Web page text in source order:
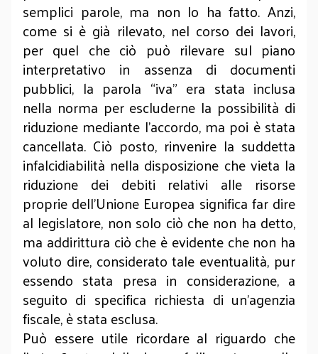
semplici parole, ma non lo ha fatto. Anzi,
come si è già rilevato, nel corso dei lavori,
per quel che ciò può rilevare sul piano
interpretativo in assenza di documenti
pubblici, la parola “iva” era stata inclusa
nella norma per escluderne la possibilità di
riduzione mediante l’accordo, ma poi è stata
cancellata. Ciò posto, rinvenire la suddetta
infalcidiabilità nella disposizione che vieta la
riduzione dei debiti relativi alle risorse
proprie dell’Unione Europea significa far dire
al legislatore, non solo ciò che non ha detto,
ma addirittura ciò che è evidente che non ha
voluto dire, considerato tale eventualità, pur
essendo stata presa in considerazione, a
seguito di specifica richiesta di un’agenzia
fiscale, è stata esclusa.
Può essere utile ricordare al riguardo che